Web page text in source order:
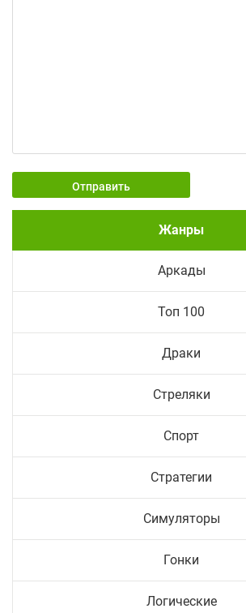
Отправить
Жанры
Аркады
Топ 100
Драки
Стреляки
Спорт
Стратегии
Симуляторы
Гонки
Логические